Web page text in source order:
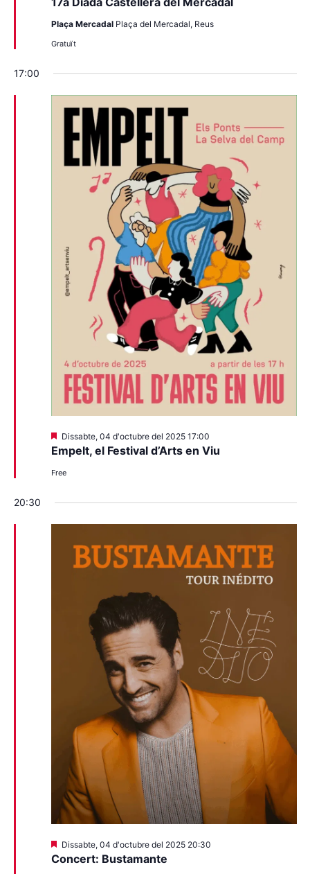
Plaça Mercadal Plaça del Mercadal, Reus
Gratuït
17:00
Empelt, el Festival d’Arts en Viu
Destacats
Dissabte, 04 d'octubre del 2025 17:00
Free
20:30
Concert: Bustamante
Destacats
Dissabte, 04 d'octubre del 2025 20:30